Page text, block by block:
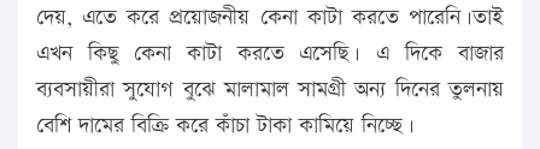
দেয়, এতে করে প্রয়োজনীয় কেনা কাটা করতে পারেনি।তাই
এখন কিছু কেনা কাটা করতে এসেছি। এ দিকে বাজার
ব্যবসায়ীরা সুযোগ বুঝে মালামাল সামগ্রী অন্য দিনের তুলনায়
বেশি দামের বিক্রি করে কাঁচা টাকা কামিয়ে নিচ্ছে।